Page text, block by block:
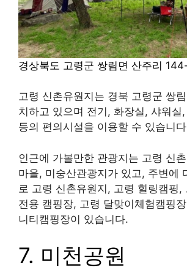
경상북도 고령군 쌍림면 산주리 144-
고령 신촌유원지는 경북 고령군 쌍림
치하고 있으며 전기, 화장실, 샤워실
등의 편의시설을 이용할 수 있습니
인근에 가볼만한 관광지는 고령 신촌
로 고령 신촌유원지, 고령 힐링캠핑,
전용 캠핑장, 고령 달맞이체험캠핑장